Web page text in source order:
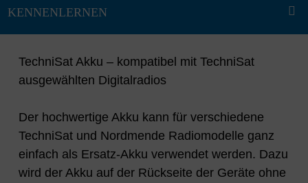
TechniSat Akku – kompatibel mit TechniSat
ausgewählten Digitalradios
Der hochwertige Akku kann für verschiedene
TechniSat und Nordmende Radiomodelle ganz
einfach als Ersatz-Akku verwendet werden. Dazu
wird der Akku auf der Rückseite der Geräte ohne